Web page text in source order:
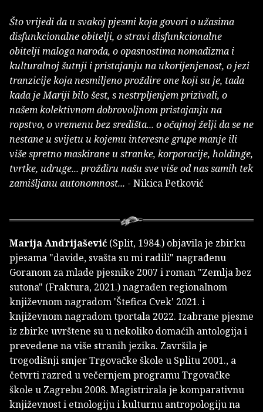
Što vrijedi da u svakoj pjesmi koja govori o užasima
disfunkcionalne obitelji, o stravi disfunkcionalne
obitelji maloga naroda, o opasnostima nomadizma i
kulturalnoj šutnji i pristajanju na ukorijenjenost, o jezi
tranzicije koja nesmiljeno proždire one koji su je, tada
kada je Mariji bilo šest, s nestrpljenjem prizivali, o
našem kolektivnom dobrovoljnom pristajanju na
ropstvo, o vremenu bez središta... o očajnoj želji da se ne
nestane u svijetu u kojemu interesne grupe manje ili
više spretno maskirane u stranke, korporacije, holdinge,
tvrtke, udruge... proždiru našu sve više od nas samih tek
zamišljanu autonomnost... - Nikica Petković
Marija Andrijašević (Split, 1984.) objavila je zbirku
pjesama "davide, svašta su mi radili" nagrađenu
Goranom za mlade pjesnike 2007 i roman "Zemlja bez
sutona" (Fraktura, 2021.) nagrađen regionalnom
književnom nagradom 'Štefica Cvek' 2021. i
književnom nagradom tportala 2022. Izabrane pjesme
iz zbirke uvrštene su u nekoliko domaćih antologija i
prevedene na više stranih jezika. Završila je
trogodišnji smjer Trgovačke škole u Splitu 2001., a
četvrti razred u večernjem programu Trgovačke
škole u Zagrebu 2008. Magistrirala je komparativnu
književnost i etnologiju i kulturnu antropologiju na